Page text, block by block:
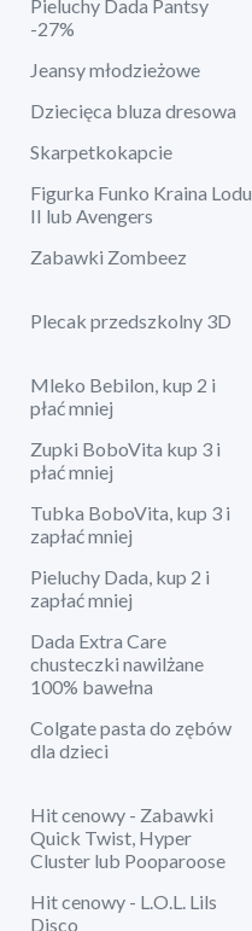
Pieluchy Dada Pantsy
-27%
Jeansy młodzieżowe
Dziecięca bluza dresowa
Skarpetkokapcie
Figurka Funko Kraina Lodu
II lub Avengers
Zabawki Zombeez
Plecak przedszkolny 3D
Mleko Bebilon, kup 2 i
płać mniej
Zupki BoboVita kup 3 i
płać mniej
Tubka BoboVita, kup 3 i
zapłać mniej
Pieluchy Dada, kup 2 i
zapłać mniej
Dada Extra Care
chusteczki nawilżane
100% bawełna
Colgate pasta do zębów
dla dzieci
Hit cenowy - Zabawki
Quick Twist, Hyper
Cluster lub Pooparoose
Hit cenowy - L.O.L. Lils
Disco